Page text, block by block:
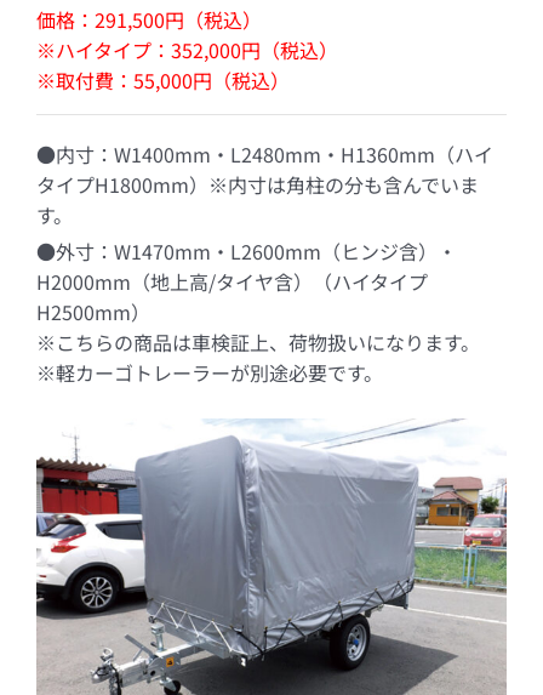
価格：291,500円（税込）
※ハイタイプ：352,000円（税込）
※取付費：55,000円（税込）
●内寸：W1400mm・L2480mm・H1360mm（ハイ
タイプH1800mm）※内寸は角柱の分も含んでいま
す。
●外寸：W1470mm・L2600mm（ヒンジ含）・
H2000mm（地上高/タイヤ含）（ハイタイプ
H2500mm）
※こちらの商品は車検証上、荷物扱いになります。
※軽カーゴトレーラーが別途必要です。